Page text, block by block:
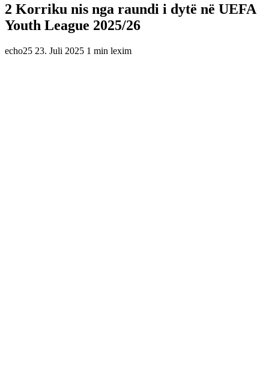
2 Korriku nis nga raundi i dytë në UEFA
Youth League 2025/26
echo25 23. Juli 2025 1 min lexim